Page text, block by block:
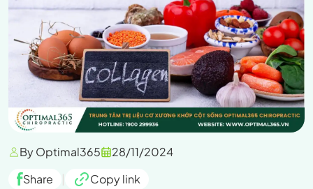
By Optimal365
28/11/2024
Share
| Copy link